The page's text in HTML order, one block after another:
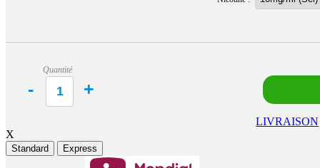
Quantité
LIVRAISON
X
Standard Express